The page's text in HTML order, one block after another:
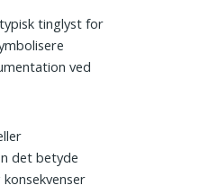
tinglyst for
ved
det betyde